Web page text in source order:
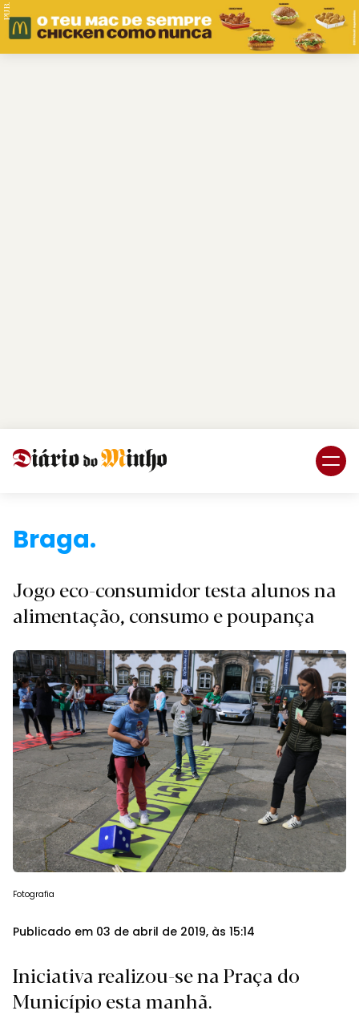
PUB.
Braga.
Jogo eco-consumidor testa alunos na
alimentação, consumo e poupança
Fotografia
Publicado em 03 de abril de 2019, às 15:14
Iniciativa realizou-se na Praça do
Município esta manhã.